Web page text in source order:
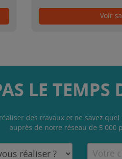
Voir
LE TEMPS
des travaux et ne savez
auprès de notre réseau de 5 000